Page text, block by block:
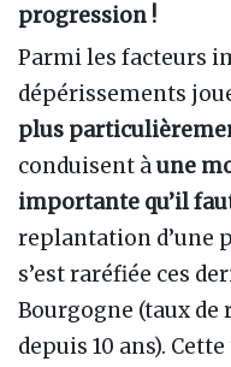
progression !
Parmi les facteurs
dépérissements
plus
conduisent àune
importante qu’il
replantation d’une
s’est raréfiée ces
Bourgogne (taux de
depuis 10 ans).